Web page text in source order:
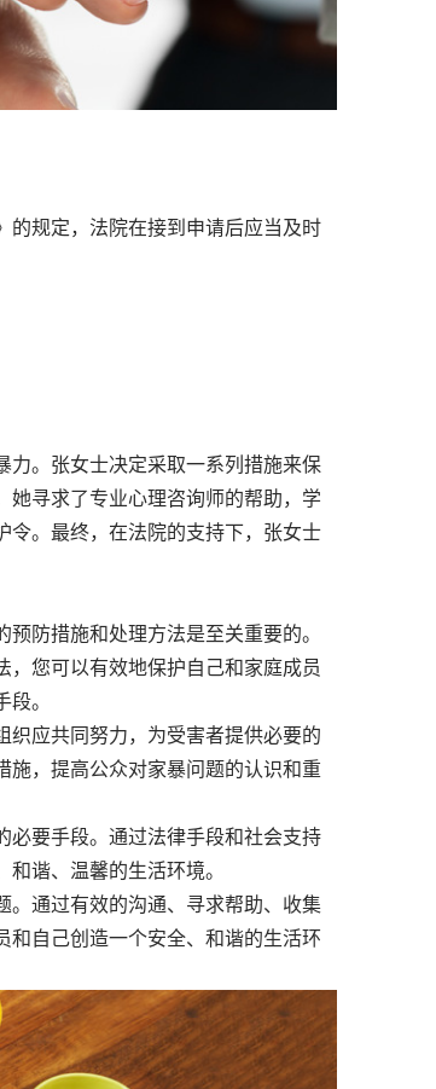
的规定，法院在接到申请后应当及时
。张女士决定采取一系列措施来保
她寻求了专业心理咨询师的帮助，学
令。最终，在法院的支持下，张女士
防措施和处理方法是至关重要的。
您可以有效地保护自己和家庭成员
。
应共同努力，为受害者提供必要的
施，提高公众对家暴问题的认识和重
要手段。通过法律手段和社会支持
谐、温馨的生活环境。
通过有效的沟通、寻求帮助、收集
和自己创造一个安全、和谐的生活环